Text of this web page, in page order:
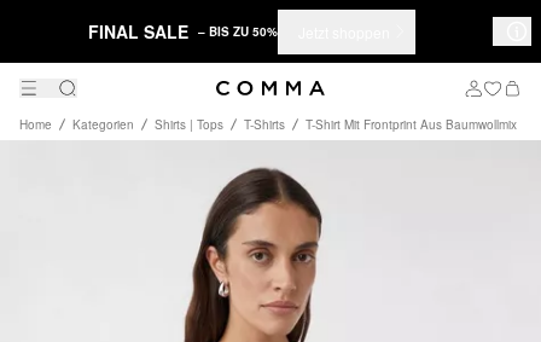
FINAL SALE – BIS ZU 50%
Home Kategorien Shirts | Tops T-Shirts T-Shirt Mit Frontprint Aus Baumwollmix